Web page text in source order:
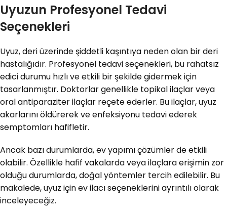
Uyuzun Profesyonel Tedavi
Seçenekleri
Uyuz, deri üzerinde şiddetli kaşıntıya neden olan bir deri
hastalığıdır. Profesyonel tedavi seçenekleri, bu rahatsız
edici durumu hızlı ve etkili bir şekilde gidermek için
tasarlanmıştır. Doktorlar genellikle topikal ilaçlar veya
oral antiparaziter ilaçlar reçete ederler. Bu ilaçlar, uyuz
akarlarını öldürerek ve enfeksiyonu tedavi ederek
semptomları hafifletir.
Ancak bazı durumlarda, ev yapımı çözümler de etkili
olabilir. Özellikle hafif vakalarda veya ilaçlara erişimin zor
olduğu durumlarda, doğal yöntemler tercih edilebilir. Bu
makalede, uyuz için ev ilacı seçeneklerini ayrıntılı olarak
inceleyeceğiz.